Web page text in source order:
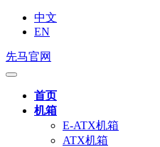
中文
EN
先马官网
首页
机箱
E-ATX机箱
ATX机箱